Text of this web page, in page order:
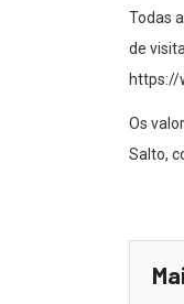
Todas
de
https://
Os
Salto,